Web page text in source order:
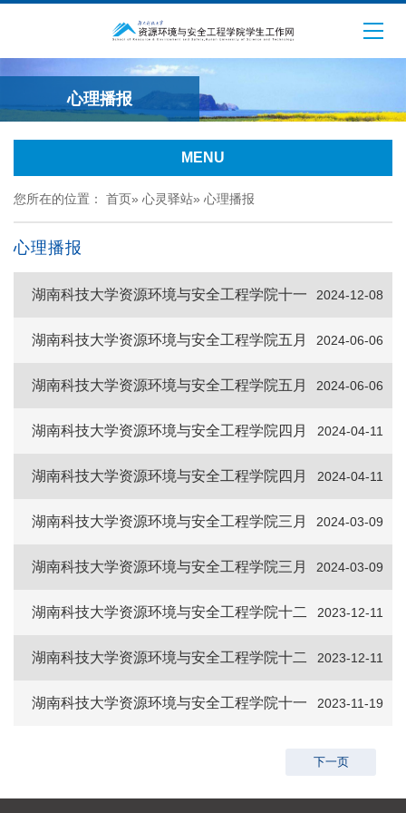
心理播报
MENU
您所在的位置： 首页» 心灵驿站» 心理播报
心理播报
2024-12-08
湖南科技大学资源环境与安全工程学院十一
月份心理美文 2024-06-06
湖南科技大学资源环境与安全工程学院五月
份心理美文 2024-06-06
湖南科技大学资源环境与安全工程学院五月
份海报文章 2024-04-11
湖南科技大学资源环境与安全工程学院四月
份心理美文 2024-04-11
湖南科技大学资源环境与安全工程学院四月
份海报文章 2024-03-09
湖南科技大学资源环境与安全工程学院三月
份海报文章 2024-03-09
湖南科技大学资源环境与安全工程学院三月
份心理美文 2023-12-11
湖南科技大学资源环境与安全工程学院十二
月份海报文章 2023-12-11
湖南科技大学资源环境与安全工程学院十二
月份心理美文 2023-11-19
湖南科技大学资源环境与安全工程学院十一
下一页